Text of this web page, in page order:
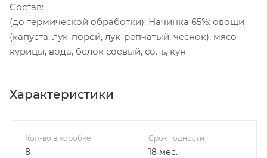
Состав:
(до термической обработки): Начинка 65%: овощи
(капуста, лук-порей, лук-репчатый, чеснок), мясо
курицы, вода, белок соевый, соль, кун
Характеристики
Кол-во в коробке
8
Срок годности
18 мес.